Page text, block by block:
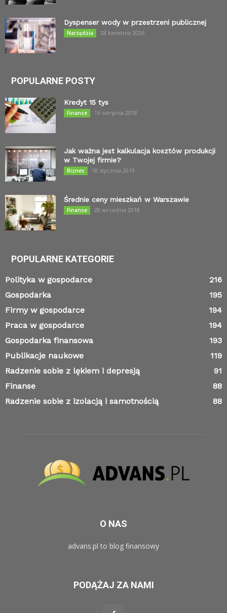
Dyspenser wody w przestrzeni publicznej
Narzędzia 28 kwietnia 2026
POPULARNE POSTY
Kredyt 15 tys
Finanse 16 sierpnia 2018
Jak ważna jest kalkulacja kosztów produkcji
w Twojej firmie?
Biznes 18 stycznia 2019
Średnie ceny mieszkań w Warszawie
Finanse 28 września 2018
POPULARNE KATEGORIE
Polityka w gospodarce
216
Gospodarka
195
Firmy w gospodarce
194
Praca w gospodarce
194
Gospodarka finansowa
193
Publikacje naukowe
119
Radzenie sobie z lękiem i depresją
91
Finanse
88
Radzenie sobie z izolacją i samotnością
88
O NAS
advans.pl to blog finansowy
PODĄŻAJ ZA NAMI